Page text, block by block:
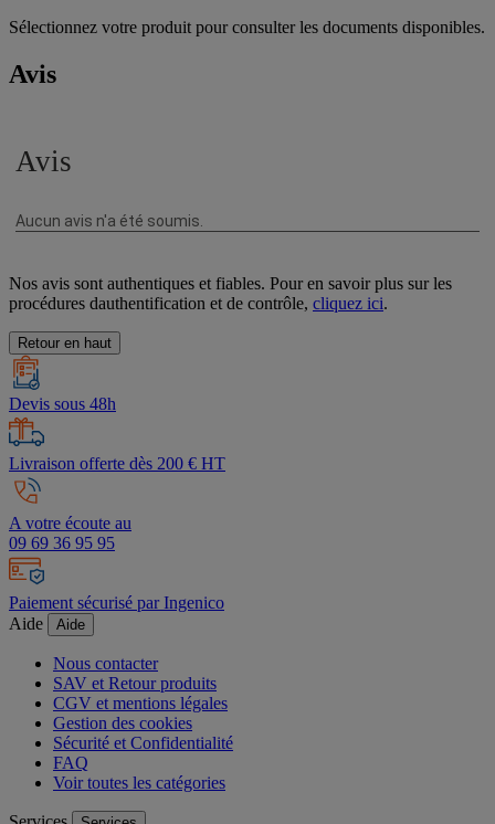
Sélectionnez votre produit pour consulter les documents disponibles.
Avis
Nos avis sont authentiques et fiables. Pour en savoir plus sur les
procédures dauthentification et de contrôle, cliquez ici.
Retour en haut
Devis sous 48h
Livraison offerte dès 200 € HT
A votre écoute au
09 69 36 95 95
Paiement sécurisé par Ingenico
Aide
Aide
Nous contacter
SAV et Retour produits
CGV et mentions légales
Gestion des cookies
Sécurité et Confidentialité
FAQ
Voir toutes les catégories